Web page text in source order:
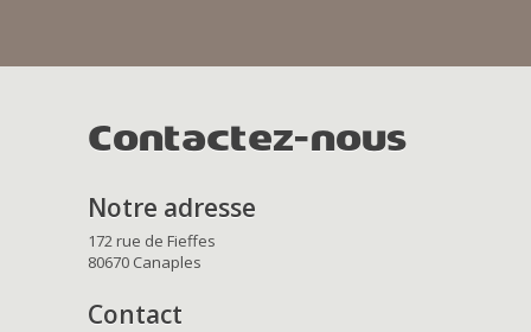
Contactez-nous
Notre adresse
172 rue de Fieffes
80670 Canaples
Contact